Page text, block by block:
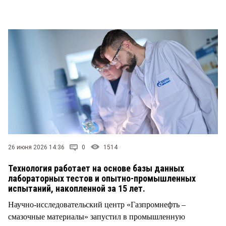
26 июня 2026 14:36 0 1514
Технология работает на основе базы данных
лабораторных тестов и опытно-промышленных
испытаний, накопленной за 15 лет.
Научно-исследовательский центр «Газпромнефть –
смазочные материалы» запустил в промышленную